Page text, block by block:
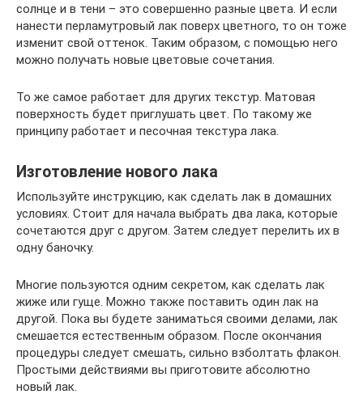
солнце и в тени – это совершенно разные цвета. И если
нанести перламутровый лак поверх цветного, то он тоже
изменит свой оттенок. Таким образом, с помощью него
можно получать новые цветовые сочетания.
То же самое работает для других текстур. Матовая
поверхность будет приглушать цвет. По такому же
принципу работает и песочная текстура лака.
Изготовление нового лака
Используйте инструкцию, как сделать лак в домашних
условиях. Стоит для начала выбрать два лака, которые
сочетаются друг с другом. Затем следует перелить их в
одну баночку.
Многие пользуются одним секретом, как сделать лак
жиже или гуще. Можно также поставить один лак на
другой. Пока вы будете заниматься своими делами, лак
смешается естественным образом. После окончания
процедуры следует смешать, сильно взболтать флакон.
Простыми действиями вы приготовите абсолютно
новый лак.